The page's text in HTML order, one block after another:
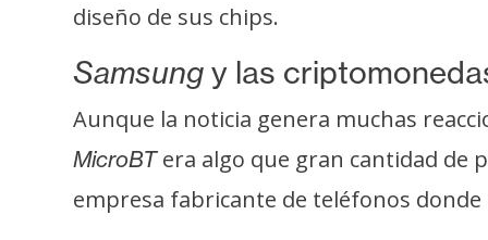
I
A
n
l
diseño de sus chips.
Samsung y las
Aunque la noticia genera muchas
MicroBTera algo que gran cantidad de
empresa fabricante de teléfonos